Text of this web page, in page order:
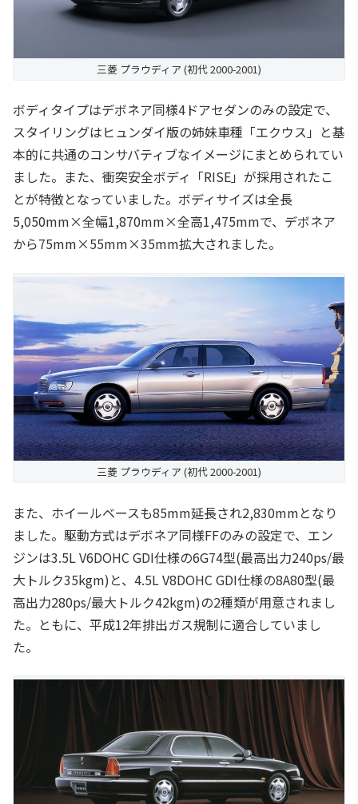
三菱 プラウディア (初代 2000-2001)
ボディタイプはデボネア同様4ドアセダンのみの設定で、
スタイリングはヒュンダイ版の姉妹車種「エクウス」と基
本的に共通のコンサバティブなイメージにまとめられてい
ました。また、衝突安全ボディ「RISE」が採用されたこ
とが特徴となっていました。ボディサイズは全長
5,050mm×全幅1,870mm×全高1,475mmで、デボネア
から75mm×55mm×35mm拡大されました。
三菱 プラウディア (初代 2000-2001)
また、ホイールベースも85mm延長され2,830mmとなり
ました。駆動方式はデボネア同様FFのみの設定で、エン
ジンは3.5L V6DOHC GDI仕様の6G74型(最高出力240ps/最
大トルク35kgm)と、4.5L V8DOHC GDI仕様の8A80型(最
高出力280ps/最大トルク42kgm)の2種類が用意されまし
た。ともに、平成12年排出ガス規制に適合していまし
た。